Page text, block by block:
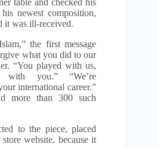
table and checked his
newest composition,
it was ill-received.
the first message
what you did to our
“You played with us,
you.” “We’re
international career.”
more than 300 such
to the piece, placed
website, because it